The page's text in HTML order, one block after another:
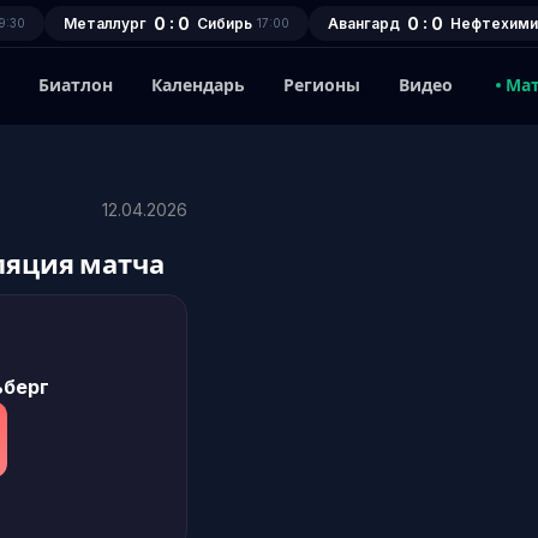
Металлург 0 : 0 Сибирь 17:00 Авангард 0 : 0
Биатлон Календарь Регионы Видео
12.04.2026
матча